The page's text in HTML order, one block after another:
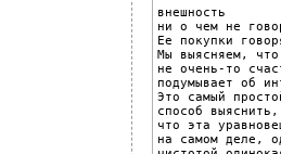
внешность
ни о чем не
Ее покупки
Мы выясняем,
не очень-то
подумывает об
Это самый
способ выяснить,
что эта
на самом деле,